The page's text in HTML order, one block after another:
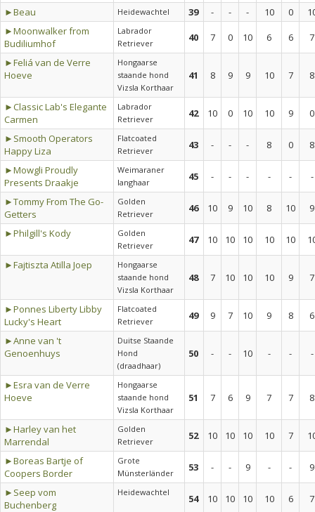
►Beau
Heidewachtel 39 - - - 10 0
►Moonwalker from
Budiliumhof
Labrador
Retriever
40 7 0 10 6 6
7
►Feliá van de Verre
Hoeve
Hongaarse
staande hond
Vizsla Korthaar
41 8 9 9 10 7 8
►Classic Lab's Elegante
Carmen
Labrador
Retriever
42 10 0 10 10 9
0
►Smooth Operators
Happy Liza
Flatcoated
Retriever
43 - - - 8 0
8
►Mowgli Proudly
Presents Draakje
Weimaraner
langhaar
45 - - - - -
-
►Tommy From The Go-
Getters
Golden
Retriever
46 10 9 10 8 10
9
►Philgill's Kody
Golden
Retriever
47 10 10 10 10 10
►Fajtiszta Atilla Joep
Hongaarse
staande hond
Vizsla Korthaar
48 7 10 10 10 9 7
►Ponnes Liberty Libby
Lucky's Heart
Flatcoated
Retriever
49 9 7 10 9 8
6
►Anne van 't
Genoenhuys
Duitse Staande
Hond
(draadhaar)
50 - - 10 - - -
►Esra van de Verre
Hoeve
Hongaarse
staande hond
Vizsla Korthaar
51 7 6 9 7 7 8
►Harley van het
Marrendal
Golden
Retriever
52 10 10 10 10 7
►Boreas Bartje of
Coopers Border
Grote
Münsterländer
53 - - 9 - -
9
►Seep vom
Buchenberg
Heidewachtel
54 10 10 10 10 6
7